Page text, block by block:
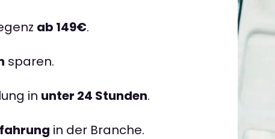
ab 149€.
sparen.
in unter 24 Stunden.
in der Branche.